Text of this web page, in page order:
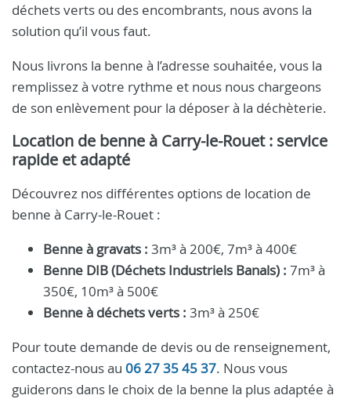
déchets verts ou des encombrants, nous avons la
solution qu’il vous faut.
Nous livrons la benne à l’adresse souhaitée, vous la
remplissez à votre rythme et nous nous chargeons
de son enlèvement pour la déposer à la déchèterie.
Location de benne à Carry-le-Rouet : service
rapide et adapté
Découvrez nos différentes options de location de
benne à Carry-le-Rouet :
Benne à gravats : 3m³ à 200€, 7m³ à 400€
Benne DIB (Déchets Industriels Banals) : 7m³ à
350€, 10m³ à 500€
Benne à déchets verts : 3m³ à 250€
Pour toute demande de devis ou de renseignement,
contactez-nous au 06 27 35 45 37. Nous vous
guiderons dans le choix de la benne la plus adaptée à